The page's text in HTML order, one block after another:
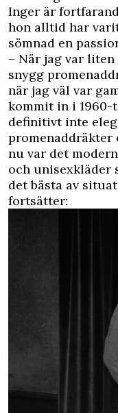
Inger är
hon alltid har
sömnad en
– När jag var
snygg
när jag väl var
kommit in i 1960-
definitivt inte
promenaddräkter
nu var det
och unisexkläder
det bästa av
fortsätter: